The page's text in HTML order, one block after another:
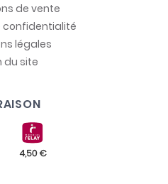
de vente
confidentialité
légales
du site